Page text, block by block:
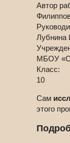
Автор
Лубнина
МБОУ
Класс:
10
Сам
этого